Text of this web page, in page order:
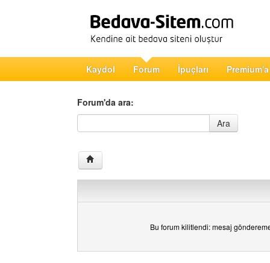
Kaydol Forum İpuçları
Forum'da ara:
Forum'da ara
Ara
Bu forum kilitlendi: mesaj